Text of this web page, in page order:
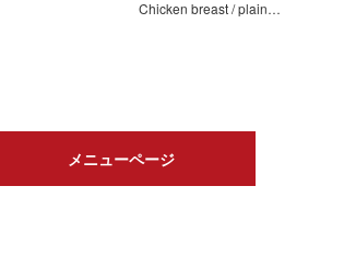
Chicken breast / plain…
メニューページ